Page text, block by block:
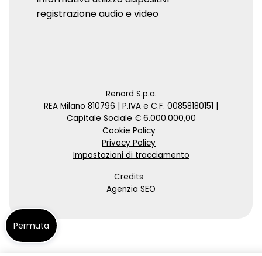
registrazione audio e video
Renord S.p.a.
REA Milano 810796 | P.IVA e C.F. 00858180151 |
Capitale Sociale € 6.000.000,00
Cookie Policy
Privacy Policy
Impostazioni di tracciamento
Credits
Agenzia SEO
Permuta